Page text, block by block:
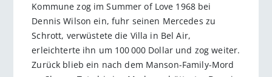
Kommune zog im Summer of Love 1968 bei
Dennis Wilson ein, fuhr seinen Mercedes zu
Schrott, verwüstete die Villa in Bel Air,
erleichterte ihn um 100 000 Dollar und zog weiter.
Zurück blieb ein nach dem Manson-Family-Mord